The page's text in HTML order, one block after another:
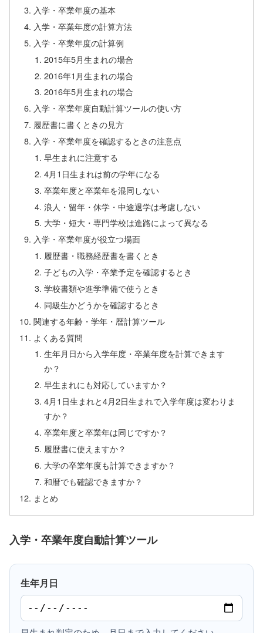
入学・卒業年度の基本
入学・卒業年度の計算方法
入学・卒業年度の計算例
2015年5月生まれの場合
2016年1月生まれの場合
2016年5月生まれの場合
入学・卒業年度自動計算ツールの使い方
履歴書に書くときの見方
入学・卒業年度を確認するときの注意点
早生まれに注意する
4月1日生まれは前の学年になる
卒業年度と卒業年を混同しない
浪人・留年・休学・中途退学は考慮しない
大学・短大・専門学校は進路によって異なる
入学・卒業年度が役立つ場面
履歴書・職務経歴書を書くとき
子どもの入学・卒業予定を確認するとき
学校書類や進学準備で使うとき
同級生かどうかを確認するとき
関連する年齢・学年・暦計算ツール
よくある質問
生年月日から入学年度・卒業年度を計算できます
か？
早生まれにも対応していますか？
4月1日生まれと4月2日生まれで入学年度は変わりま
すか？
卒業年度と卒業年は同じですか？
履歴書に使えますか？
大学の卒業年度も計算できますか？
和暦でも確認できますか？
まとめ
入学・卒業年度自動計算ツール
生年月日